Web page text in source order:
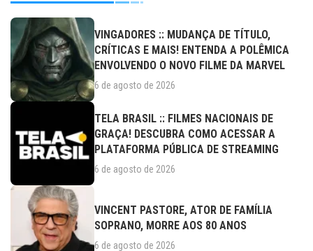
VINGADORES :: MUDANÇA DE TÍTULO,
CRÍTICAS E MAIS! ENTENDA A POLÊMICA
ENVOLVENDO O NOVO FILME DA MARVEL
6 de agosto de 2026
TELA BRASIL :: FILMES NACIONAIS DE
GRAÇA! DESCUBRA COMO ACESSAR A
PLATAFORMA PÚBLICA DE STREAMING
6 de agosto de 2026
VINCENT PASTORE, ATOR DE FAMÍLIA
SOPRANO, MORRE AOS 80 ANOS
6 de agosto de 2026